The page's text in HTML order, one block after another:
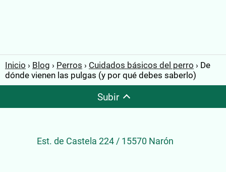
Inicio Blog Perros Cuidados básicos del perro
De
dónde vienen las pulgas (y por qué debes saberlo)
Subir
Est. de Castela 224 / 15570 Narón